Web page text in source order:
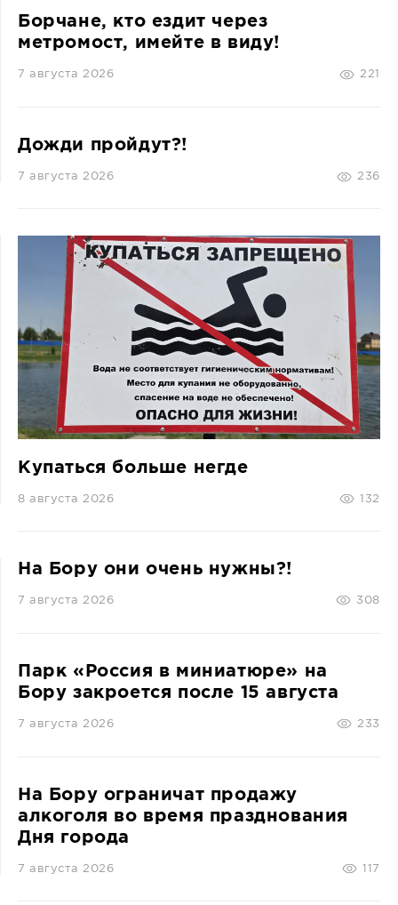
Борчане, кто ездит через
метромост, имейте в виду!
7 августа 2026 221
Дожди пройдут?!
7 августа 2026 236
Купаться больше негде
8 августа 2026 132
На Бору они очень нужны?!
7 августа 2026 308
Парк «Россия в миниатюре» на
Бору закроется после 15 августа
7 августа 2026 233
На Бору ограничат продажу
алкоголя во время празднования
Дня города
7 августа 2026 117